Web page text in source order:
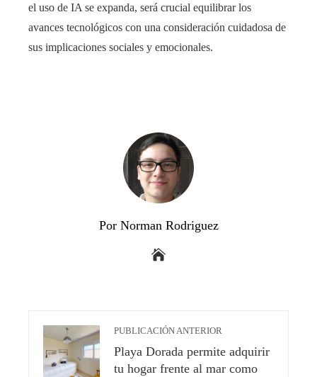
el uso de IA se expanda, será crucial equilibrar los
avances tecnológicos con una consideración cuidadosa de
sus implicaciones sociales y emocionales.
Por Norman Rodriguez
PUBLICACIÓN ANTERIOR
Playa Dorada permite adquirir
tu hogar frente al mar como